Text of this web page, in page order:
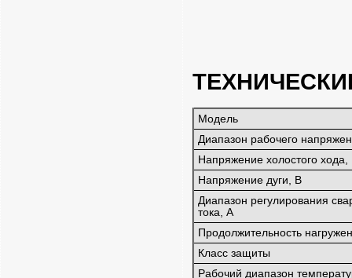
Модель
Диапазон рабочего
Напряжение холостого хода,
Напряжение дуги, В
Диапазон регулирования
тока, А
Продолжительность
Класс защиты
Рабочий диапазон